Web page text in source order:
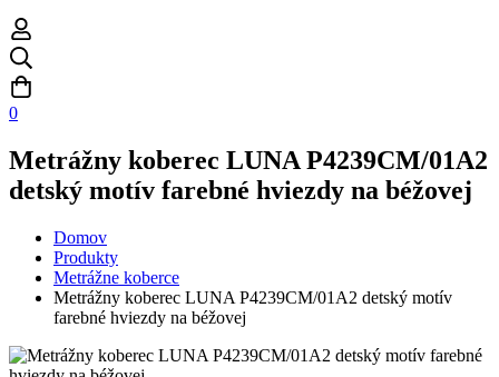
0
Metrážny koberec LUNA P4239CM/01A2
detský motív farebné hviezdy na béžovej
Domov
Produkty
Metrážne koberce
Metrážny koberec LUNA P4239CM/01A2 detský motív
farebné hviezdy na béžovej